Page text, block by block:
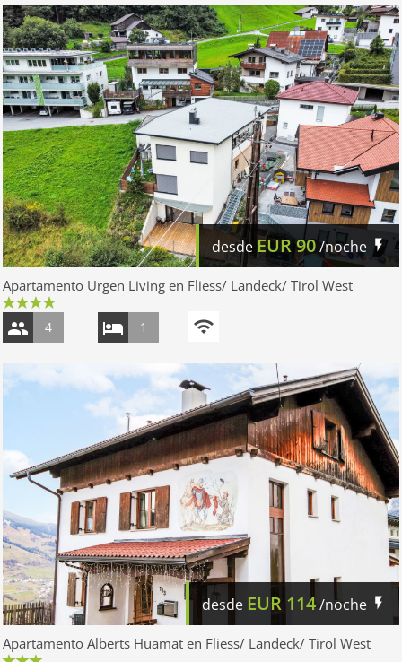
desdeEUR90/noche
Apartamento Urgen Living en Fliess/ Landeck/ Tirol West
4 1
desde EUR 114/noche
Apartamento Alberts Huamat en Fliess/ Landeck/ Tirol West